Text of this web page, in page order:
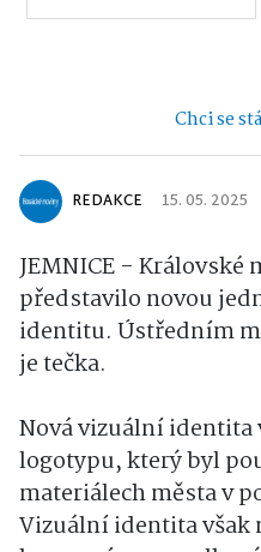
Chci se
REDAKCE 15. 05. 2025
JEMNICE - Královské
představilo novou
identitu. Ústředním
je tečka.
Nová vizuální identita
logotypu, který byl
materiálech města v
Vizuální identita však